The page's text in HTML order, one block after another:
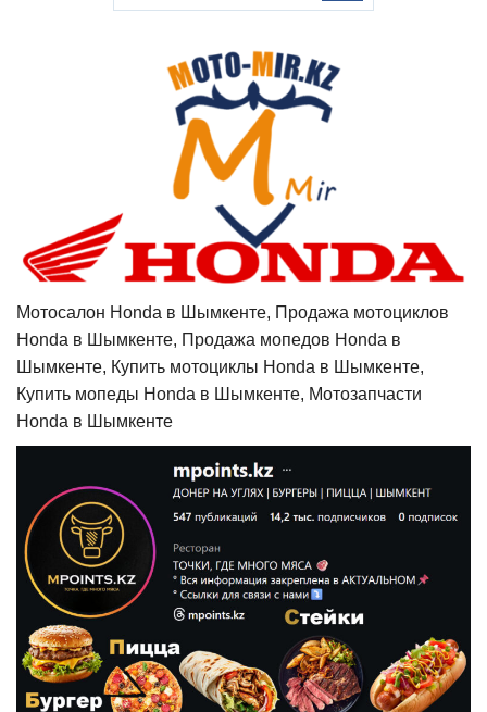
Мотосалон Honda в Шымкенте, Продажа мотоциклов
Honda в Шымкенте, Продажа мопедов Honda в
Шымкенте, Купить мотоциклы Honda в Шымкенте,
Купить мопеды Honda в Шымкенте, Мотозапчасти
Honda в Шымкенте